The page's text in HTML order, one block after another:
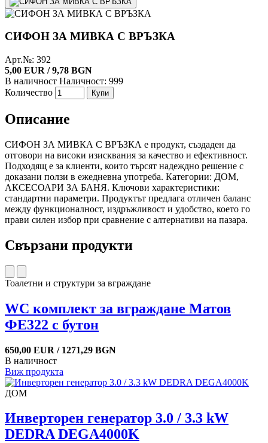
СИФОН ЗА МИВКА С ВРЪЗКА
Арт.№: 392
5,00 EUR / 9,78 BGN
В наличност Наличност: 999
Количество
Купи
Описание
СИФОН ЗА МИВКА С ВРЪЗКА е продукт, създаден да
отговори на високи изисквания за качество и ефективност.
Подходящ е за клиенти, които търсят надеждно решение с
доказани ползи в ежедневна употреба. Категории: ДОМ,
АКСЕСОАРИ ЗА БАНЯ. Ключови характеристики:
стандартни параметри. Продуктът предлага отличен баланс
между функционалност, издръжливост и удобство, което го
прави силен избор при сравнение с алтернативи на пазара.
Свързани продукти
Тоалетни и структури за вграждане
WC комплект за вграждане Матов
ФЕ322 с бутон
650,00 EUR / 1271,29 BGN
В наличност
Виж продукта
ДОМ
Инверторен генератор 3.0 / 3.3 kW
DEDRA DEGA4000K